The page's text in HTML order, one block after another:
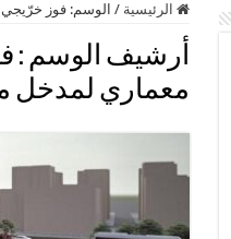
الرئيسية / الوسم:فوز خرّيجي كلية الفنون- 3 بجائزة
أرشيف الوسم :
معماري لمدخل